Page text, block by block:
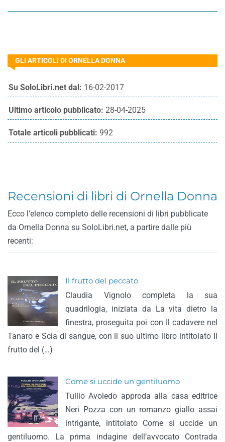
GLI ARTICOLI DI ORNELLA DONNA
Su SoloLibri.net dal: 16-02-2017
Ultimo articolo pubblicato: 28-04-2025
Totale articoli pubblicati: 992
Recensioni di libri di Ornella Donna
Ecco l'elenco completo delle recensioni di libri pubblicate
da Ornella Donna su SoloLibri.net, a partire dalle più
recenti:
Il frutto del peccato
Claudia Vignolo completa la sua
quadrilogia, iniziata da La vita dietro la
finestra, proseguita poi con Il cadavere nel
Tanaro e Scia di sangue, con il suo ultimo libro intitolato Il
frutto del (…)
Come si uccide un gentiluomo
Tullio Avoledo approda alla casa editrice
Neri Pozza con un romanzo giallo assai
intrigante, intitolato Come si uccide un
gentiluomo. La prima indagine dell’avvocato Contrada